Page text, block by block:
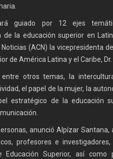
guiado por 12 ejes
de la educación superior en
(ACN) la vicepresidenta
de América Latina y el Caribe,
entre otros temas, la
el papel de la mujer, la
estratégico de la educación
anunció Alpízar
profesores e
Educación Superior, así